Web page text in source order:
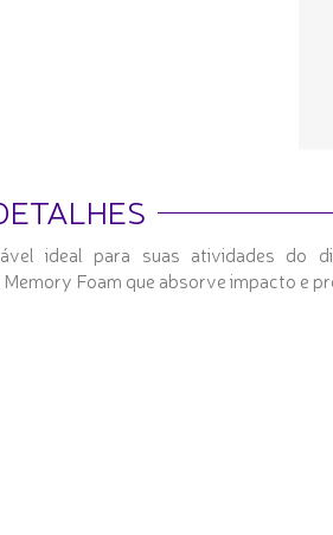
ideal para suas atividades do
Foam que absorve impacto e